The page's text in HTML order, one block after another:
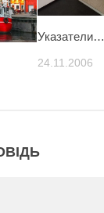
Указатели…
24.11.2006